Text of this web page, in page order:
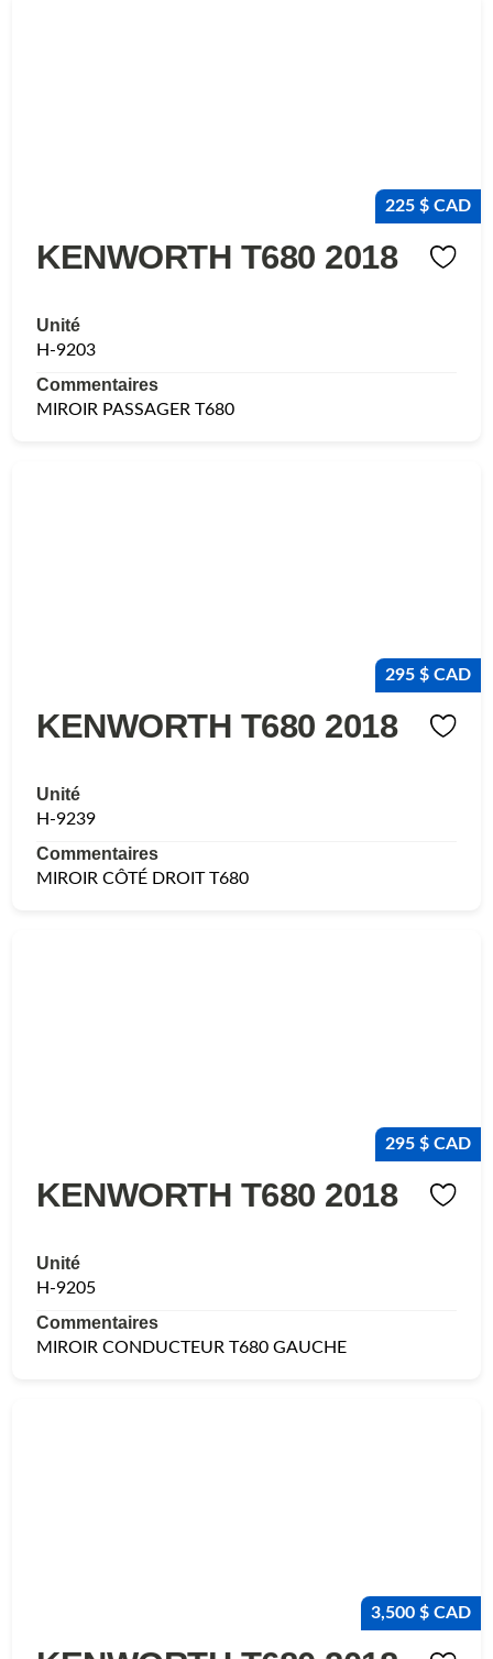
225 $ CAD
KENWORTH T680 2018
Unité
H-9203
Commentaires
MIROIR PASSAGER T680
295 $ CAD
KENWORTH T680 2018
Unité
H-9239
Commentaires
MIROIR CÔTÉ DROIT T680
295 $ CAD
KENWORTH T680 2018
Unité
H-9205
Commentaires
MIROIR CONDUCTEUR T680 GAUCHE
3,500 $ CAD